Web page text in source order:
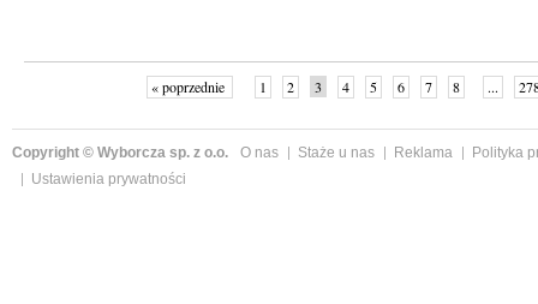
« poprzednie 1 2 3 4 5 6 7 8 ...
Copyright © Wyborcza sp. z o.o. O nas Staże u nas Reklama
Polityka
Ustawienia prywatności